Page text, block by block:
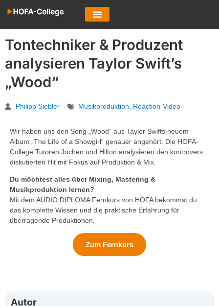
Tontechniker & Produzent
analysieren Taylor Swift’s
„Wood“
Philipp Siebler Musikproduktion Reaction-Video
Wir haben uns den Song „Wood“ aus Taylor Swifts neuem
Album „The Life of a Showgirl“ genauer angehört. Die HOFA-
College Tutoren Jochen und Hilton analysieren den kontrovers
diskutierten Hit mit Fokus auf Produktion & Mix.
Du möchtest alles über Mixing, Mastering &
Musikproduktion lernen?
Mit dem AUDIO DIPLOMA Fernkurs von HOFA bekommst du
das komplette Wissen und die praktische Erfahrung für
überragende Produktionen.
Zum Fernkurs
Autor